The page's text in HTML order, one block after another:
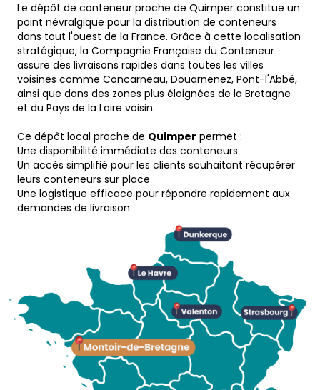
Le dépôt de conteneur proche de Quimper constitue un
point névralgique pour la distribution de conteneurs
dans tout l'ouest de la France. Grâce à cette localisation
stratégique, la Compagnie Française du Conteneur
assure des livraisons rapides dans toutes les villes
voisines comme Concarneau, Douarnenez, Pont-l'Abbé,
ainsi que dans des zones plus éloignées de la Bretagne
et du Pays de la Loire voisin.
Ce dépôt local proche de Quimper permet :
Une disponibilité immédiate des conteneurs
Un accès simplifié pour les clients souhaitant récupérer
leurs conteneurs sur place
Une logistique efficace pour répondre rapidement aux
demandes de livraison